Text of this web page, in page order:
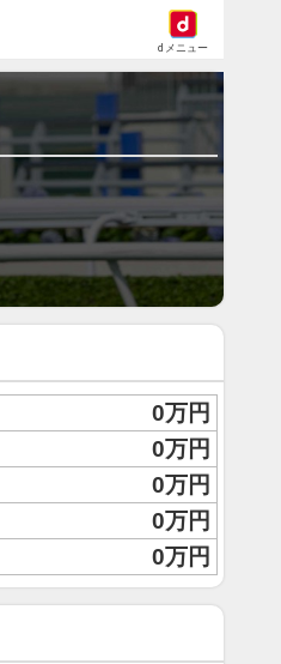
dメニュー
0万円
0万円
0万円
0万円
0万円